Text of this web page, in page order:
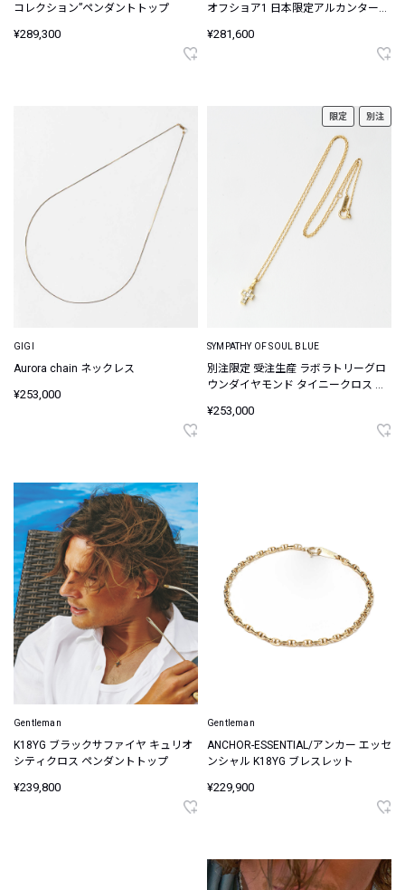
コレクション”ペンダントトップ
¥289,300
オフショア1 日本限定アルカンターラ
¥281,600
GIGI
Aurora chain ネックレス
¥253,000
限定 別注
SYMPATHY OF SOUL BLUE
別注限定 受注生産 ラボラトリーグロ
ウンダイヤモンド タイニークロス ネ
¥253,000
Gentleman
K18YG ブラックサファイヤ キュリオ
シティクロス ペンダントトップ
¥239,800
Gentleman
ANCHOR-ESSENTIAL/アンカー エッセ
ンシャル K18YG ブレスレット
¥229,900